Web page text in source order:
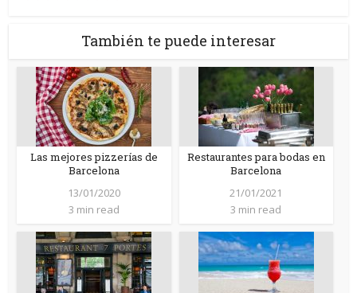
También te puede interesar
Las mejores pizzerías de
Barcelona
13/01/2020
3 min read
Restaurantes para bodas en
Barcelona
21/01/2021
3 min read